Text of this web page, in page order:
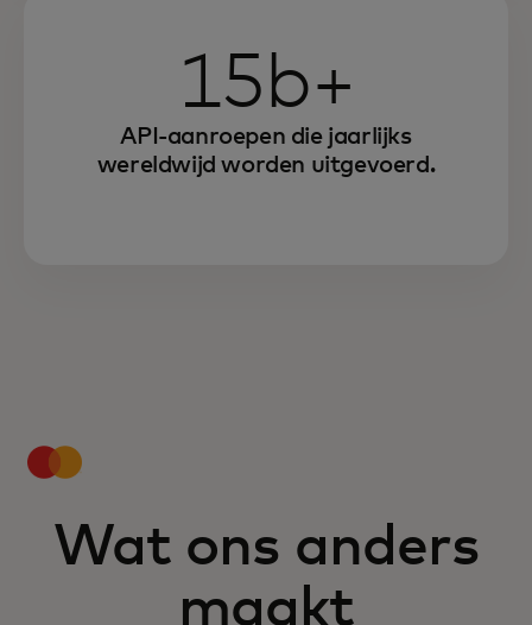
15b+
API-aanroepen die jaarlijks
wereldwijd worden uitgevoerd.
Wat ons anders
maakt